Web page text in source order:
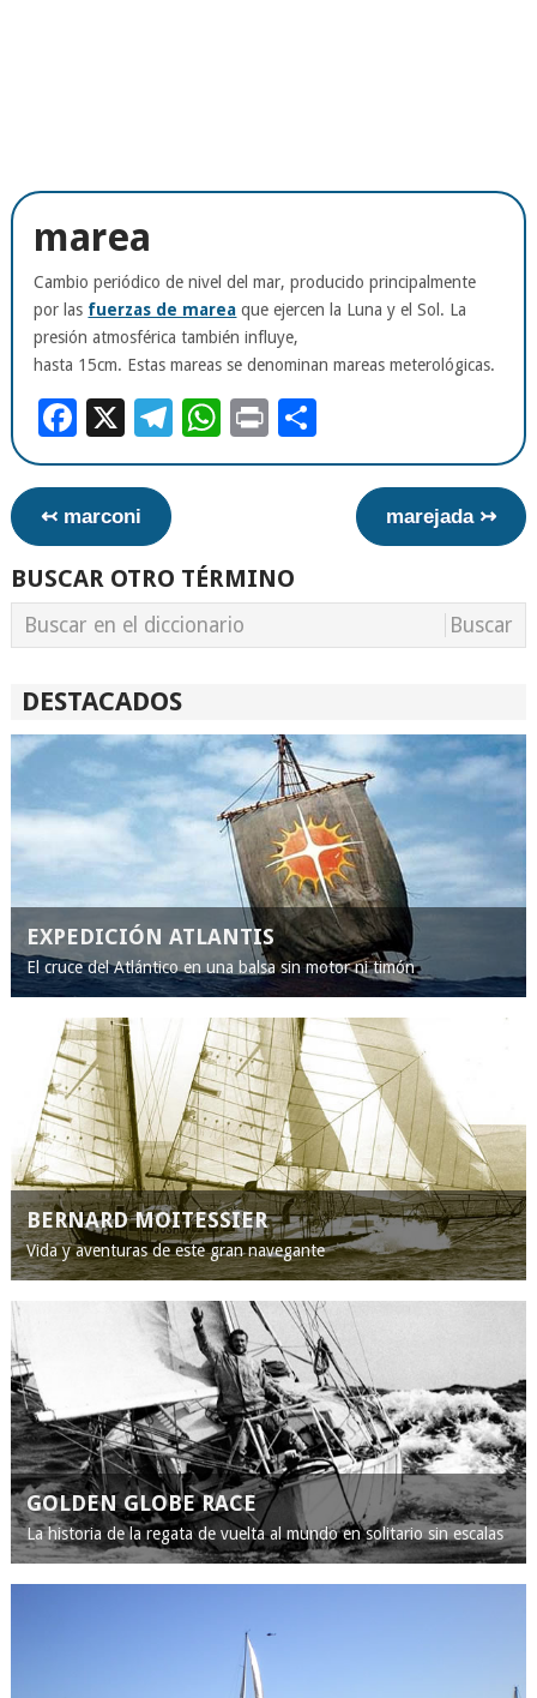
marea
Cambio periódico de nivel del mar, producido principalmente
por las fuerzas de marea que ejercen la Luna y el Sol. La
presión atmosférica también influye,
hasta 15cm. Estas mareas se denominan mareas meterológicas.
Facebook
X Telegram
WhatsApp
Print
↢ marconi marejada ↣
BUSCAR OTRO TÉRMINO
DESTACADOS
EXPEDICIÓN ATLANTIS
El cruce del Atlántico en una balsa sin motor ni timón
BERNARD MOITESSIER
Vida y aventuras de este gran navegante
GOLDEN GLOBE RACE
La historia de la regata de vuelta al mundo en solitario sin escalas